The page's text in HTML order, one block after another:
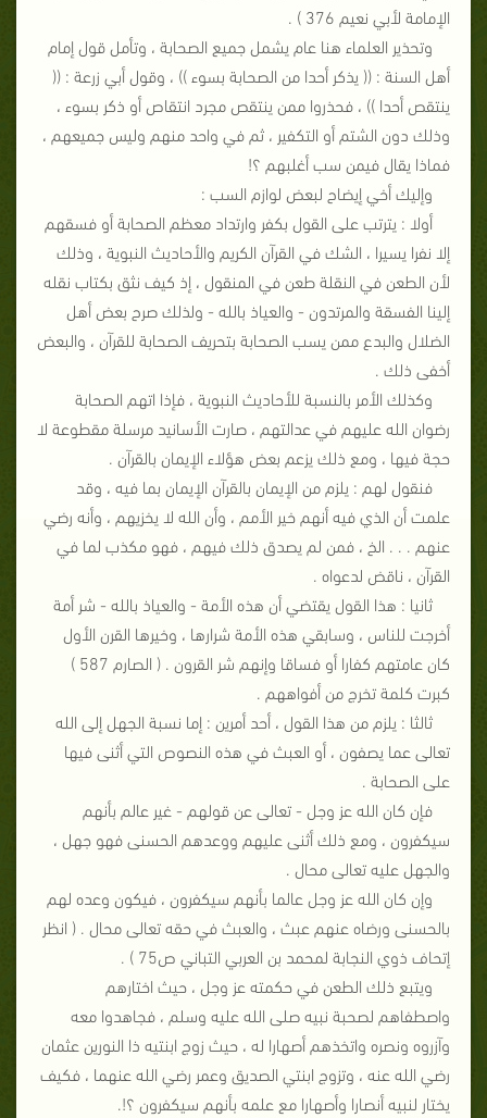
الإمامة لأبي نعيم 376 ) .
وتحذير العلماء هنا عام يشمل جميع الصحابة ، وتأمل قول إمام
أهل السنة : (( يذكر أحدا من الصحابة بسوء )) ، وقول أبي زرعة : ((
ينتقص أحدا )) ، فحذروا ممن ينتقص مجرد انتقاص أو ذكر بسوء ،
وذلك دون الشتم أو التكفير ، ثم في واحد منهم وليس جميعهم ،
فماذا يقال فيمن سب أغلبهم ؟!
وإليك أخي إيضاح لبعض لوازم السب :
أولا : يترتب على القول بكفر وارتداد معظم الصحابة أو فسقهم
إلا نفرا يسيرا ، الشك في القرآن الكريم والأحاديث النبوية ، وذلك
لأن الطعن في النقلة طعن في المنقول ، إذ كيف نثق بكتاب نقله
إلينا الفسقة والمرتدون - والعياذ بالله - ولذلك صرح بعض أهل
الضلال والبدع ممن يسب الصحابة بتحريف الصحابة للقرآن ، والبعض
أخفى ذلك .
وكذلك الأمر بالنسبة للأحاديث النبوية ، فإذا اتهم الصحابة
رضوان الله عليهم في عدالتهم ، صارت الأسانيد مرسلة مقطوعة لا
حجة فيها ، ومع ذلك يزعم بعض هؤلاء الإيمان بالقرآن .
فنقول لهم : يلزم من الإيمان بالقرآن الإيمان بما فيه ، وقد
علمت أن الذي فيه أنهم خير الأمم ، وأن الله لا يخزيهم ، وأنه رضي
عنهم . . . الخ ، فمن لم يصدق ذلك فيهم ، فهو مكذب لما في
القرآن ، ناقض لدعواه .
ثانيا : هذا القول يقتضي أن هذه الأمة - والعياذ بالله - شر أمة
أخرجت للناس ، وسابقي هذه الأمة شرارها ، وخيرها القرن الأول
كان عامتهم كفارا أو فساقا وإنهم شر القرون . ( الصارم 587 )
كبرت كلمة تخرج من أفواههم .
ثالثا : يلزم من هذا القول ، أحد أمرين : إما نسبة الجهل إلى الله
تعالى عما يصفون ، أو العبث في هذه النصوص التي أثنى فيها
على الصحابة .
فإن كان الله عز وجل - تعالى عن قولهم - غير عالم بأنهم
سيكفرون ، ومع ذلك أثنى عليهم ووعدهم الحسنى فهو جهل ،
والجهل عليه تعالى محال .
وإن كان الله عز وجل عالما بأنهم سيكفرون ، فيكون وعده لهم
بالحسنى ورضاه عنهم عبث ، والعبث في حقه تعالى محال . ( انظر
إتحاف ذوي النجابة لمحمد بن العربي التباني ص75 ) .
ويتبع ذلك الطعن في حكمته عز وجل ، حيث اختارهم
واصطفاهم لصحبة نبيه صلى الله عليه وسلم ، فجاهدوا معه
وآزروه ونصره واتخذهم أصهارا له ، حيث زوج ابنتيه ذا النورين عثمان
رضي الله عنه ، وتزوج ابنتي الصديق وعمر رضي الله عنهما ، فكيف
يختار لنبيه أنصارا وأصهارا مع علمه بأنهم سيكفرون ؟!.